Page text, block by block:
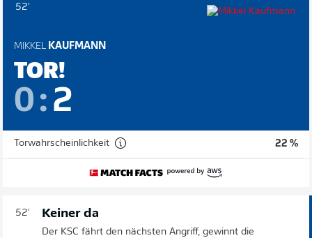
52'
MIKKEL KAUFMANN
TOR!
0: 2
Torwahrscheinlichkeit 22 %
52' Keiner da
Der KSC fährt den nächsten Angriff, gewinnt die